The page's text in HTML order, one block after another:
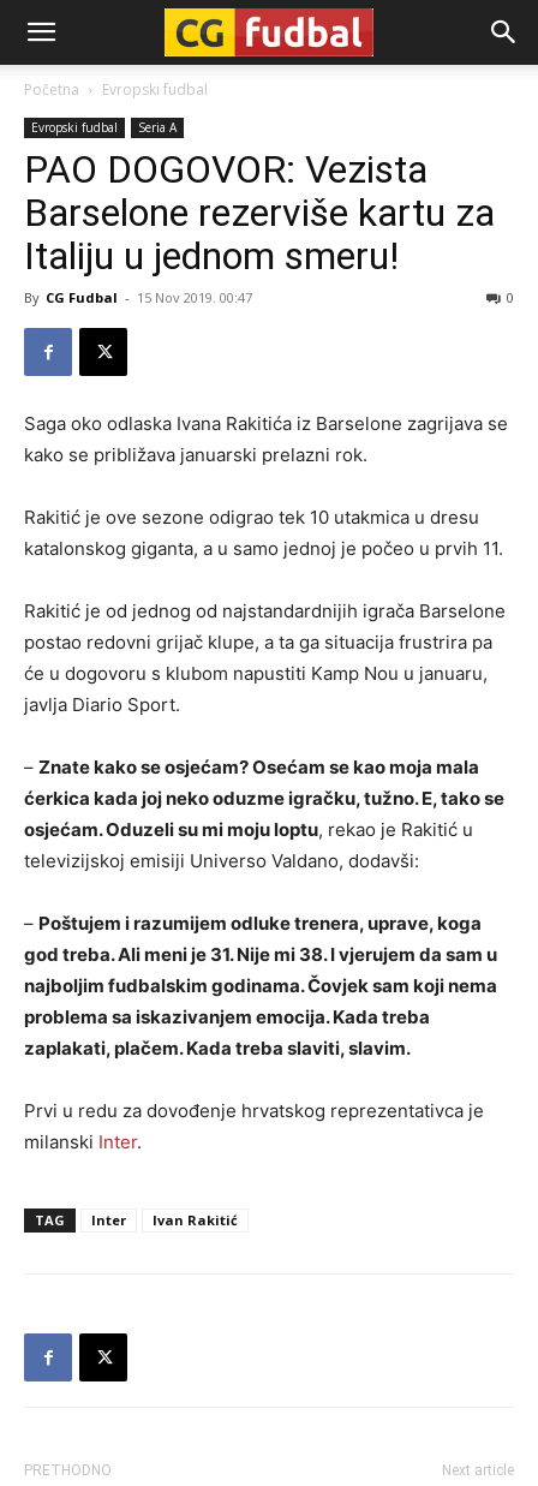
CG-
Fudbal
Početna Evropski fudbal
Evropski fudbal Seria A
PAO DOGOVOR: Vezista
Barselone rezerviše kartu za
Italiju u jednom smeru!
By CG Fudbal - 15 Nov 2019. 00:47 0
Saga oko odlaska Ivana Rakitića iz Barselone zagrijava se
kako se približava januarski prelazni rok.
Rakitić je ove sezone odigrao tek 10 utakmica u dresu
katalonskog giganta, a u samo jednoj je počeo u prvih 11.
Rakitić je od jednog od najstandardnijih igrača Barselone
postao redovni grijač klupe, a ta ga situacija frustrira pa
će u dogovoru s klubom napustiti Kamp Nou u januaru,
javlja Diario Sport.
– Znate kako se osjećam? Osećam se kao moja mala
ćerkica kada joj neko oduzme igračku, tužno. E, tako se
osjećam. Oduzeli su mi moju loptu, rekao je Rakitić u
televizijskoj emisiji Universo Valdano, dodavši:
– Poštujem i razumijem odluke trenera, uprave, koga
god treba. Ali meni je 31. Nije mi 38. I vjerujem da sam u
najboljim fudbalskim godinama. Čovjek sam koji nema
problema sa iskazivanjem emocija. Kada treba
zaplakati, plačem. Kada treba slaviti, slavim.
Prvi u redu za dovođenje hrvatskog reprezentativca je
milanski Inter.
TAG Inter Ivan Rakitić
PRETHODNO Next article